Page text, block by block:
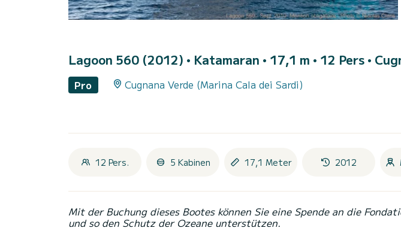
Lagoon 560 (2012) • Katamaran • 17,1 m • 12 Pers •
Pro Cugnana Verde (Marina Cala dei Sardi)
12 Pers. 5 Kabinen 17,1 Meter 2012
Mit der Buchung dieses Bootes können Sie eine Spende an die
und so den Schutz der Ozeane unterstützen.